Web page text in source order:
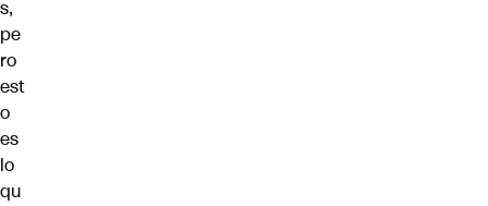
s,
pe
ro
est
o
es
lo
qu